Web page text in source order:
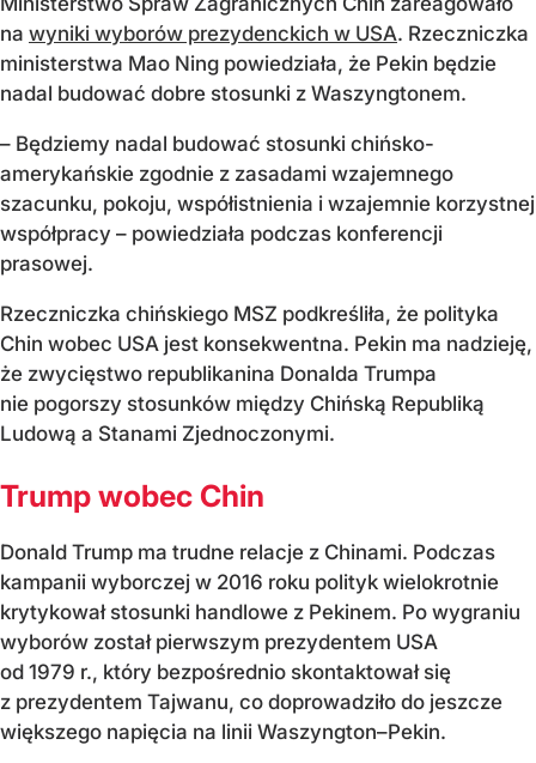
na wyniki wyborów prezydenckich w USA. Rzeczniczka
ministerstwa Mao Ning powiedziała, że Pekin będzie
nadal budować dobre stosunki z Waszyngtonem.
– Będziemy nadal budować stosunki chińsko-
amerykańskie zgodnie z zasadami wzajemnego
szacunku, pokoju, współistnienia i wzajemnie korzystnej
współpracy – powiedziała podczas konferencji
prasowej.
Rzeczniczka chińskiego MSZ podkreśliła, że polityka
Chin wobec USA jest konsekwentna. Pekin ma nadzieję,
że zwycięstwo republikanina Donalda Trumpa
nie pogorszy stosunków między Chińską Republiką
Ludową a Stanami Zjednoczonymi.
Trump wobec Chin
Donald Trump ma trudne relacje z Chinami. Podczas
kampanii wyborczej w 2016 roku polityk wielokrotnie
krytykował stosunki handlowe z Pekinem. Po wygraniu
wyborów został pierwszym prezydentem USA
od 1979 r., który bezpośrednio skontaktował się
z prezydentem Tajwanu, co doprowadziło do jeszcze
większego napięcia na linii Waszyngton–Pekin.